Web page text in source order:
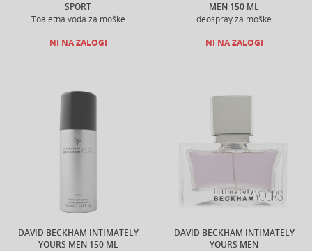
SPORT
Toaletna voda za moške
NI NA ZALOGI
MEN 150 ML
deospray za moške
NI NA ZALOGI
DAVID BECKHAM INTIMATELY
YOURS MEN 150 ML
DAVID BECKHAM INTIMATELY
YOURS MEN